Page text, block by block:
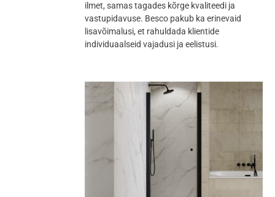
ilmet, samas tagades kõrge kvaliteedi ja
vastupidavuse. Besco pakub ka erinevaid
lisavõimalusi, et rahuldada klientide
individuaalseid vajadusi ja eelistusi.